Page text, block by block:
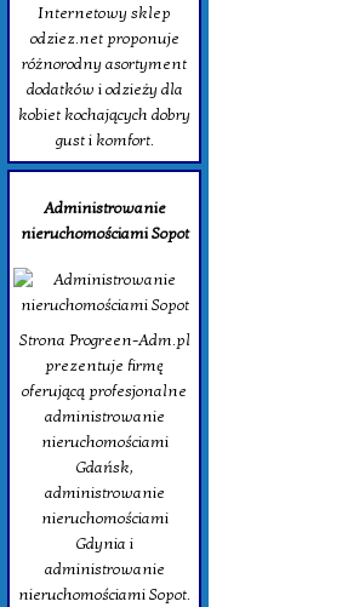
Internetowy sklep
odziez.net proponuje
różnorodny asortyment
dodatków i odzieży dla
kobiet kochających dobry
gust i komfort.
Administrowanie
nieruchomościami Sopot
Strona Progreen-Adm.pl
prezentuje firmę
oferującą profesjonalne
administrowanie
nieruchomościami
Gdańsk,
administrowanie
nieruchomościami
Gdynia i
administrowanie
nieruchomościami Sopot.